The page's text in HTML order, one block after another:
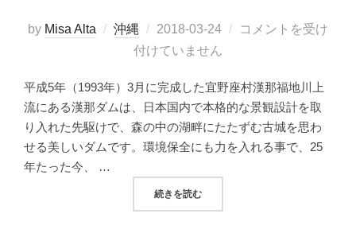
by Misa Alta 沖縄
投
稿
2018-03-24
コメントを受け
付けていません
平成5年（1993年）3月に完成した宜野座村漢那福地川上
流にある漢那ダムは、日本国内で本格的な景観設計を取
り入れた先駆けで、森の中の湖畔にたたずむ古城を思わ
せる美しいダムです。環境保全にも力を入れる事で、25
年たった今、 …
続きを読む“優雅な曲線が美しい宜野座村の漢